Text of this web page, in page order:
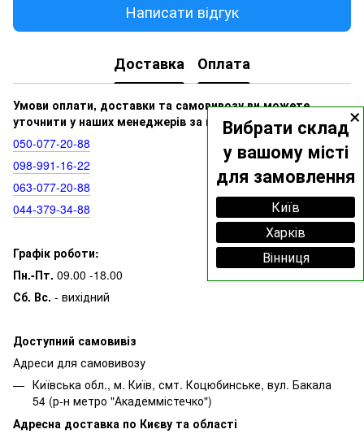
×
Вибрати склад
у вашому місті
для замовлення
Київ
Харків
Вінниця
Написати відгук
Доставка Оплата
Умови оплати, доставки та самовивозу ви можете
уточнити у наших менеджерів за номерами:
050‑077‑20‑88
098‑991‑16‑22
063‑077‑20‑88
044‑379‑34‑88
Графік роботи:
Пн.-Пт. 09.00 -18.00
Сб. Вс. - вихідний
Доступний самовивіз
Адреси для самовивозу
Київська обл., м. Київ, смт. Коцюбинське, вул. Бакала
54 (р-н метро "Академмістечко")
Адресна доставка по Києву та області